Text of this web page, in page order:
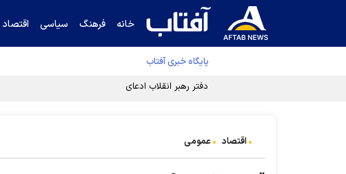
خانه فرهنگ سیاسی اقتصاد
پایگاه خبری آفتاب
دفتر رهبر انقلاب ادعای خرازی درباره پزشکیان را تکذیب کرد
اقتصاد عمومی